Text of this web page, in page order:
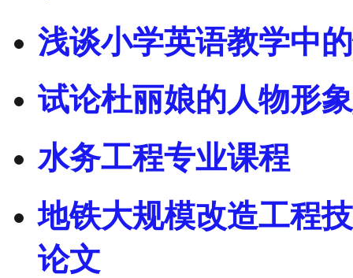
浅谈小学英语教学中
试论杜丽娘的人物形
水务工程专业课程
地铁大规模改造工程
论文